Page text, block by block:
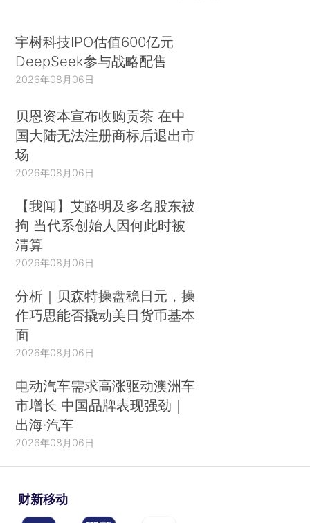
宇树科技IPO估值600亿元
DeepSeek参与战略配售
2026年08月06日
贝恩资本宣布收购贡茶 在中
国大陆无法注册商标后退出市
场
2026年08月06日
【我闻】艾路明及多名股东被
拘 当代系创始人因何此时被
清算
2026年08月06日
分析｜贝森特操盘稳日元，操
作巧思能否撬动美日货币基本
面
2026年08月06日
电动汽车需求高涨驱动澳洲车
市增长 中国品牌表现强劲｜
出海·汽车
2026年08月06日
财新移动